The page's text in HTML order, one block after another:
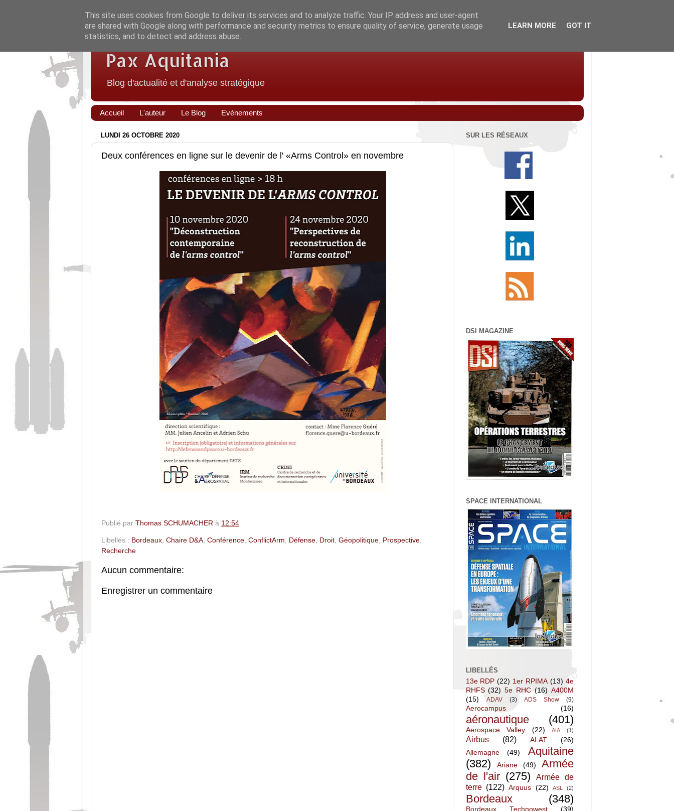
Pax Aquitania
Blog d'actualité et d'analyse stratégique
Accueil L'auteur Le Blog Evénements
LUNDI 26 OCTOBRE 2020
Deux conférences en ligne sur le devenir de l' «Arms Control» en novembre
Publié par Thomas SCHUMACHER à 12:54
Libellés : Bordeaux, Chaire D&A, Conférence, ConflictArm Défense, Droit, Géopolitique, Prospective,
Recherche
Aucun commentaire:
Enregistrer un commentaire
SUR LES RÉSEAUX
DSI MAGAZINE
SPACE INTERNATIONAL
LIBELLÉS
13e RDP (22) 1er RPIMA (13) 4e
RHFS (32) 5e RHC (16) A400M
(15)
ADAV (3) ADS Show (9)
Aerocampus (16)
aéronautique (401)
Aerospace Valley (22) AIA (1)
Airbus (82) ALAT
(26)
Allemagne
(49)
Aquitaine
(382)
Ariane (49)
Armée
de l'air (275)
Armée de
terre (122) Arquus (22) ASL (2)
Bordeaux (348)
Bordeaux Technowest (39)
This site uses cookies from Google to deliver its services and to analyze traffic. Your IP address and user-agent
are shared with Google along with performance and security metrics to ensure quality of service, generate usage
statistics, and to detect and address abuse.
LEARN MORE GOT IT